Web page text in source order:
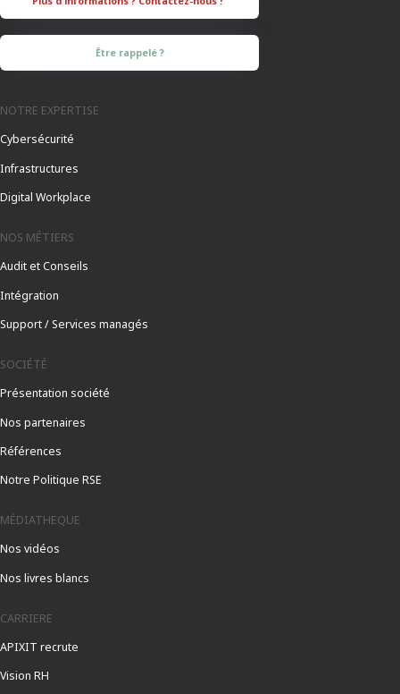
Être rappelé ?
NOTRE EXPERTISE
Cybersécurité
Infrastructures
Digital Workplace
NOS MÉTIERS
Audit et Conseils
Intégration
Support / Services managés
SOCIÉTÉ
Présentation société
Nos partenaires
Références
Notre Politique RSE
MÉDIATHEQUE
Nos vidéos
Nos livres blancs
CARRIERE
APIXIT recrute
Vision RH